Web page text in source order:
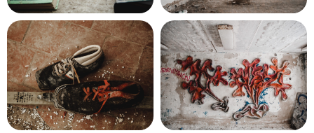
Наши походы подходят для любого
уровня.
Дополнительной подготовки не требуется.